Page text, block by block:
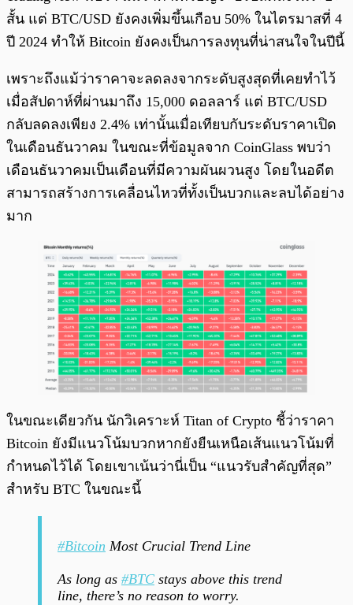
สั้น แต่ BTC/USD ยังคงเพิ่มขึ้นเกือบ 50% ในไตรมาสที่ 4
ปี 2024 ทำให้ Bitcoin ยังคงเป็นการลงทุนที่น่าสนใจในปีนี้
เพราะถึงแม้ว่าราคาจะลดลงจากระดับสูงสุดที่เคยทำไว้
เมื่อสัปดาห์ที่ผ่านมาถึง 15,000 ดอลลาร์ แต่ BTC/USD
กลับลดลงเพียง 2.4% เท่านั้นเมื่อเทียบกับระดับราคาเปิด
ในเดือนธันวาคม ในขณะที่ข้อมูลจาก CoinGlass พบว่า
เดือนธันวาคมเป็นเดือนที่มีความผันผวนสูง โดยในอดีต
สามารถสร้างการเคลื่อนไหวที่ทั้งเป็นบวกและลบได้อย่าง
มาก
ในขณะเดียวกัน นักวิเคราะห์ Titan of Crypto ชี้ว่าราคา
Bitcoin ยังมีแนวโน้มบวกหากยังยืนเหนือเส้นแนวโน้มที่
กำหนดไว้ได้ โดยเขาเน้นว่านี่เป็น “แนวรับสำคัญที่สุด”
สำหรับ BTC ในขณะนี้
#Bitcoin Most Crucial Trend Line
As long as #BTC stays above this trend
line, there’s no reason to worry.